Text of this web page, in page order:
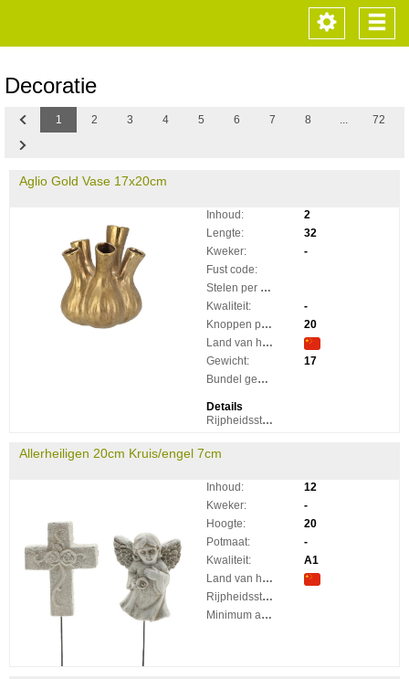
Toggle
navigation
Decoratie
Previous
1 2 3 4 5 6 7 8 ...
72
Next
Aglio Gold Vase 17x20cm
Inhoud:
2
Lengte:
32
Kweker:
-
Fust code:
Stelen per bos:
Kwaliteit:
-
Knoppen per steel:
20
Land van herkomst:
Gewicht:
17
Bundel gewicht:
Details
Rijpheidsstadium:
Allerheiligen 20cm Kruis/engel 7cm
Inhoud:
12
Kweker:
-
Hoogte:
20
Potmaat:
-
Kwaliteit:
A1
Land van herkomst:
Rijpheidsstadium:
Minimum aantal takken per plant: